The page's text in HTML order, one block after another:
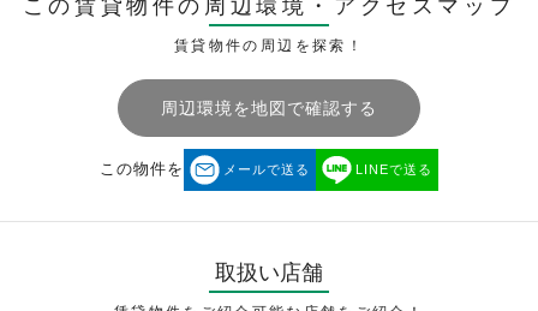
この賃貸物件の周辺環境・ アクセスマップ
賃貸物件の周辺を探索！
周辺環境を地図で確認する
この物件を メールで送る LINEで送る
取扱い店舗